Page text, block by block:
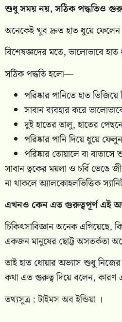
শুধু সময় নয়, সঠিক পদ্ধতিও
অনেকেই খুব দ্রুত হাত ধুয়ে
বিশেষজ্ঞদের মতে, ভালোভাবে
সঠিক পদ্ধতি হলো—
পরিষ্কার পানিতে হাত ভিজিয়ে
সাবান ব্যবহার করে
দুই হাতের তালু, হাতের
পরিষ্কার পানি দিয়ে ধুয়ে ফেলুন
পরিষ্কার তোয়ালে বা বাতাসে
সাবান ত্বকের ময়লা ও চর্বি ভেঙে
না থাকলে অ্যালকোহলভিত্তিক
এখনও কেন এত গুরুত্বপূর্ণ এই
চিকিৎসাবিজ্ঞান অনেক
একজন মানুষের ছোট্ট অসতর্কতা
তাই হাত ধোয়ার অভ্যাস শুধু
কথা এত গুরুত্ব দিয়ে বলেন, কারণ
তথ্যসূত্র :টাইমস অব ইন্ডিয়া ।